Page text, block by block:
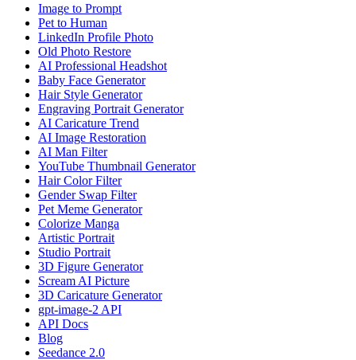
Image to Prompt
Pet to Human
LinkedIn Profile Photo
Old Photo Restore
AI Professional Headshot
Baby Face Generator
Hair Style Generator
Engraving Portrait Generator
AI Caricature Trend
AI Image Restoration
AI Man Filter
YouTube Thumbnail Generator
Hair Color Filter
Gender Swap Filter
Pet Meme Generator
Colorize Manga
Artistic Portrait
Studio Portrait
3D Figure Generator
Scream AI Picture
3D Caricature Generator
gpt-image-2 API
API Docs
Blog
Seedance 2.0